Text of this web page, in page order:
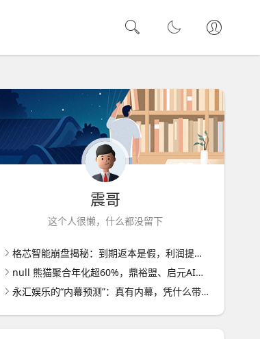
震哥
这个人很懒，什么都没留下
格芯智能崩盘揭秘：到期返本是假，利润提现门槛层层加码
null 熊猫聚合年化超60%，鼎裕盟、启元AI已崩盘
永汇娱乐的“内幕预测”：真有内幕，凭什么带你赚钱？